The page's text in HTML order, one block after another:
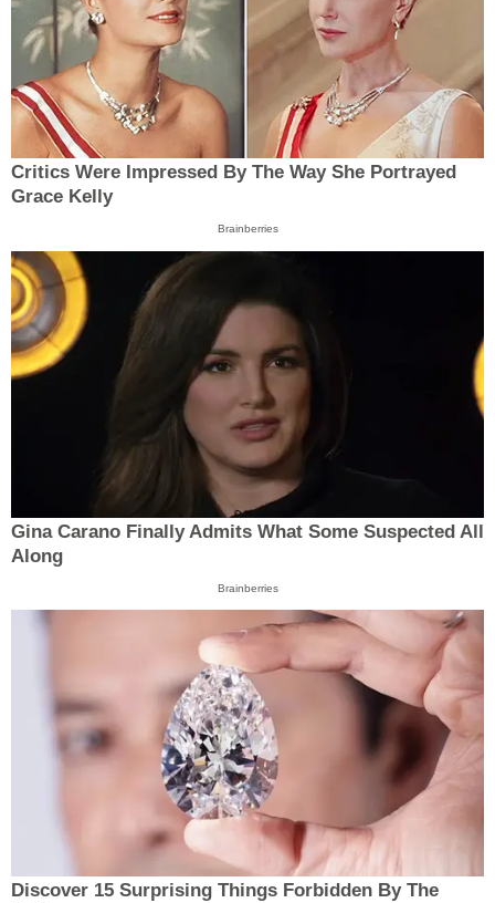
Critics Were Impressed By The Way She Portrayed
Grace Kelly
Brainberries
Gina Carano Finally Admits What Some Suspected All
Along
Brainberries
Discover 15 Surprising Things Forbidden By The